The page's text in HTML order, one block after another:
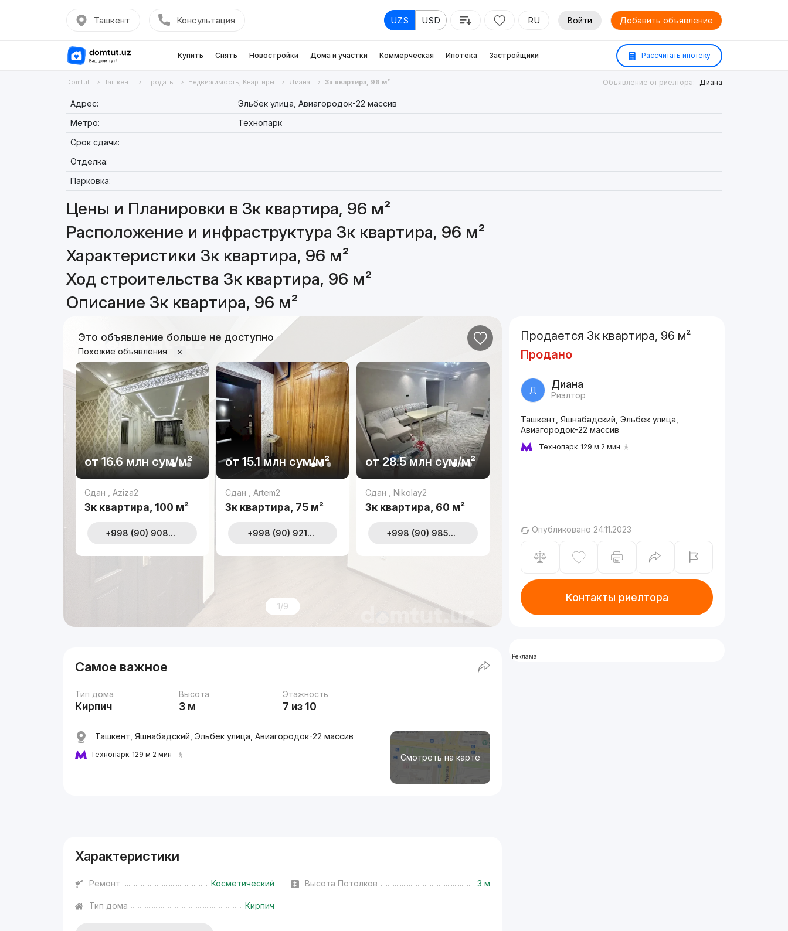
Ташкент Консультация UZS USD RU Войти Добавить объявление
Купить Снять Новостройки Дома и участки Коммерческая Ипотека Застройщики Рассчитать ипотеку
Domtut Ташкент Продать Недвижимость, Квартиры Диана 3к квартира, 96 м² Объявление от риелтора: Диана
Адрес:
Эльбек улица, Авиагородок-22 массив
Метро:
Технопарк
Срок сдачи:
Отделка:
Парковка:
Цены и Планировки в 3к квартира, 96 м²
Расположение и инфраструктура 3к квартира, 96 м²
Характеристики 3к квартира, 96 м²
Ход строительства 3к квартира, 96 м²
Описание 3к квартира, 96 м²
Это объявление больше не доступно
Похожие объявления ×
от16.6 млн сум/м²
Сдан ,Aziza2
3к квартира, 100 м²
+998 (90) 908...
от 15.1 млн сум/м²
Сдан Artem2
3к квартира, 75 м²
+998 (90) 921...
от 28.5 млн сум/м²
Сдан Nikolay2
3к квартира, 60 м²
+998 (90) 985...
1/9
Самое важное
Тип дома
Кирпич
Высота
3 м
Этажность
7 из 10
Смотреть на карте
Ташкент, Яшнабадский, Эльбек улица, Авиагородок-22 массив
Технопарк 129 м 2 мин
Характеристики
Ремонт Косметический Высота Потолков 3 м
Тип дома Кирпич
Продается 3к квартира, 96 м²
Продано
Д Диана
Риэлтор
Ташкент, Яшнабадский, Эльбек улица,
Авиагородок-22 массив
Технопарк 129 м 2 мин
Опубликовано 24.11.2023
Контакты риелтора
Реклама